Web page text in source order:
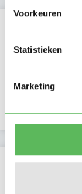
Voorkeuren
Statistieken
Marketing
Laatste